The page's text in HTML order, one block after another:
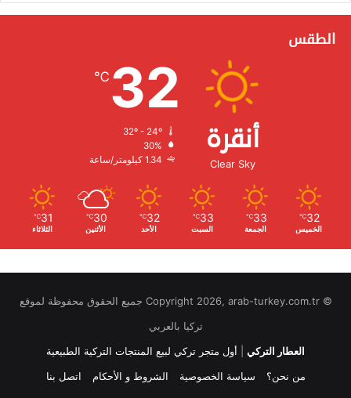
الطقس
أنقرة
Clear Sky
32
℃
الرطوبة:
الرياح:
32
℃
الخميس
33
℃
الجمعة
33
℃
السبت
32
℃
الأحد
30
℃
الأثنين
31
℃
الثلاثاء
© Copyright 2026, arab-turkey.com.tr جميع الحقوق محفوظة لموقع
تركيا بالعربي
العطار التركي
أول متجر تركي لبيع المنتجات التركية الطبيعية
من نحن؟
سياسة الخصوصية الشروط و الأحكام اتصل بنا